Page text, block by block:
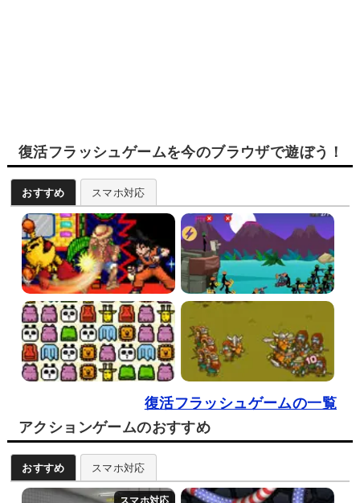
復活フラッシュゲームを今のブラウザで遊ぼう！
おすすめ スマホ対応
復活フラッシュゲームの一覧
アクションゲームのおすすめ
おすすめ スマホ対応